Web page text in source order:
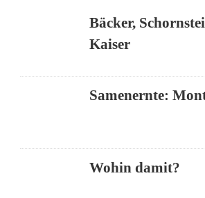
Bäcker,
Kaiser
Samenernte:
Wohin damit?